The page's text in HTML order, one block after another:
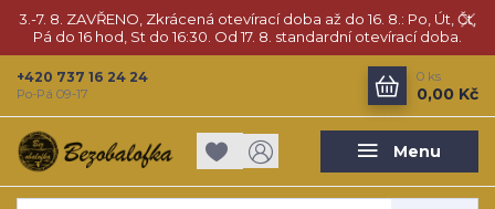
3.-7. 8. ZAVŘENO, Zkrácená otevírací doba až do 16. 8.: Po, Út, Čt,
Pá do 16 hod, St do 16:30. Od 17. 8. standardní otevírací doba.
Menu
+420 737 16 24 24
Po-Pá 09-17
0 ks
0,00 Kč